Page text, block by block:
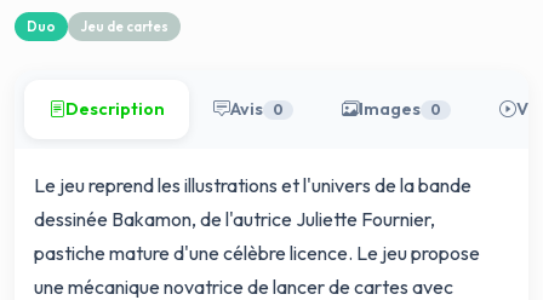
Duo Jeu de cartes
Description Avis 0 Images 0
Le jeu reprend les illustrations et l'univers de la bande
dessinée Bakamon, de l'autrice Juliette Fournier,
pastiche mature d'une célèbre licence. Le jeu propose
une mécanique novatrice de lancer de cartes avec